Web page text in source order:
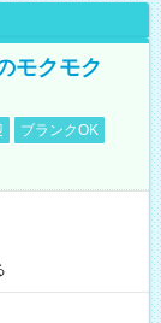
モクモク
ブランクOK